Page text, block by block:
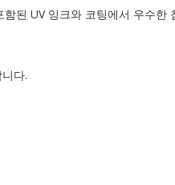
된 UV 잉크와 코팅에서 우수한
다.